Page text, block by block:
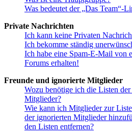
Was bedeutet der „Das Team“-
Private Nachrichten
Ich kann keine Privaten
Ich bekomme ständig
Ich habe eine Spam-E-Mail von
Forums erhalten!
Freunde und ignorierte Mitglieder
Wozu benötige ich die Listen
Mitglieder?
Wie kann ich Mitglieder zur
der ignorierten Mitglieder
den Listen entfernen?